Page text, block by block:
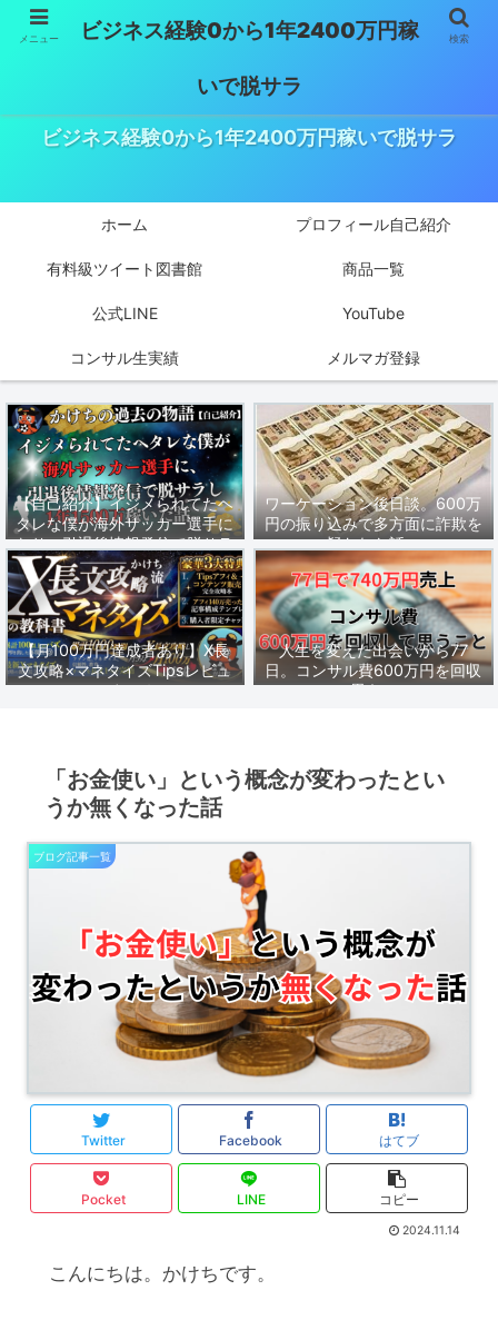
ビジネス経験0から1年2400万円稼いで脱サラ
ホーム プロフィール自己紹介
有料級ツイート図書館 商品一覧
公式LINE YouTube
コンサル生実績 メルマガ登録
【自己紹介】イジメられてたヘ
タレな僕が海外サッカー選手に
なり、引退後情報発信で脱サラ
し1年1500万稼いだ話。
ワーケーション後日談。600万
円の振り込みで多方面に詐欺を
疑われた話。
【月100万円達成者あり】X長
文攻略×マネタイズTipsレビュ
ーまとめ
人生を変えた出会いから77
日。コンサル費600万円を回収
して思うこと。
「お金使い」という概念が変わったとい
うか無くなった話
ブログ記事一覧
Twitter Facebook はてブ
Pocket LINE コピー
2024.11.14
こんにちは。かけちです。
メニュー ビジネス経験0から1年2400万円稼
いで脱サラ
検索